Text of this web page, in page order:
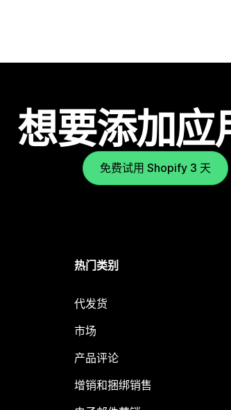
想要添加应
免费试用 Shopify 3 天
热门类别
代发货
市场
产品评论
增销和捆绑销售